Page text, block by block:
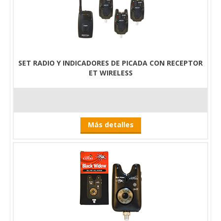
SET RADIO Y INDICADORES DE PICADA CON RECEPTOR
ET WIRELESS
Más detalles